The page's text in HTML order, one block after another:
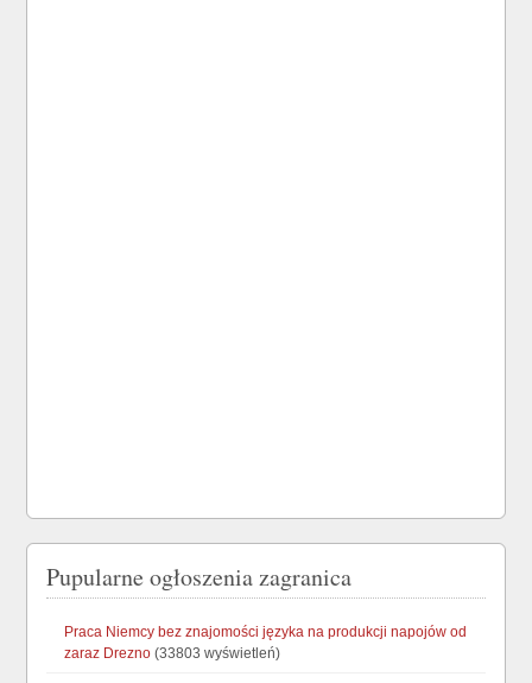
Pupularne ogłoszenia zagranica
Praca Niemcy bez znajomości języka na produkcji napojów od
zaraz Drezno (33803 wyświetleń)